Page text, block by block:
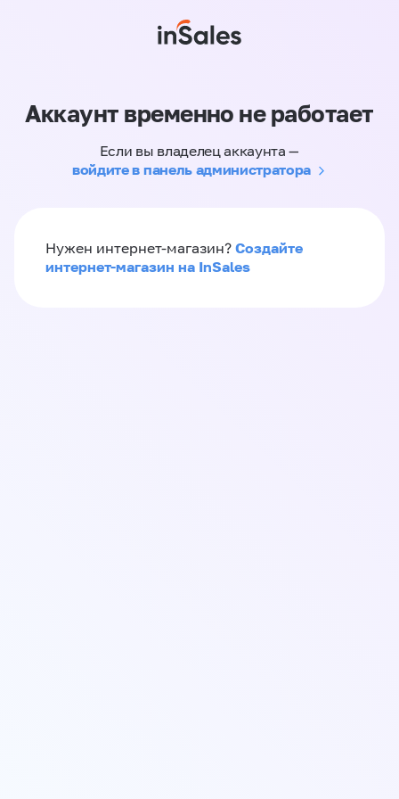
Аккаунт временно не работает
Если вы владелец аккаунта —
войдите в панель администратора
Нужен интернет-магазин? Создайте
интернет-магазин на InSales